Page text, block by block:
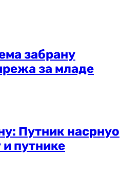
забрану
за младе
Путник насрнуо
и путнике